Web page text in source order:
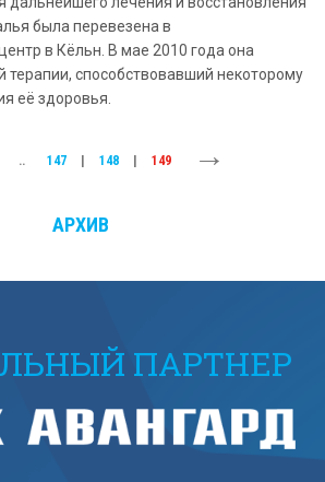
была перевезена в
в Кёльн. В мае 2010 года она
терапии, способствовавший некоторому
её здоровья.
.. 147 | 148 | 149
АРХИВ
ПАРТНЕР